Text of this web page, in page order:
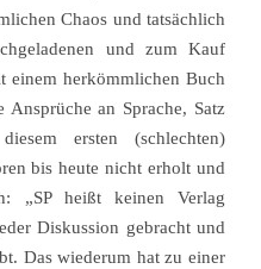
Chaos und tatsächlich
und zum Kauf
einem herkömmlichen Buch
an Sprache, Satz
ersten (schlechten)
bis heute nicht erholt und
„SP heißt keinen Verlag
Diskussion gebracht und
Das wiederum hat zu einer